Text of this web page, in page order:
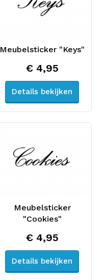
Meubelsticker "Keys"
€ 4,95
Details bekijken
Meubelsticker
"Cookies"
€ 4,95
Details bekijken